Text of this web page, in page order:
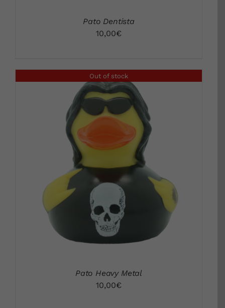
Pato Dentista
10,00€
Out of stock
Pato Heavy Metal
10,00€